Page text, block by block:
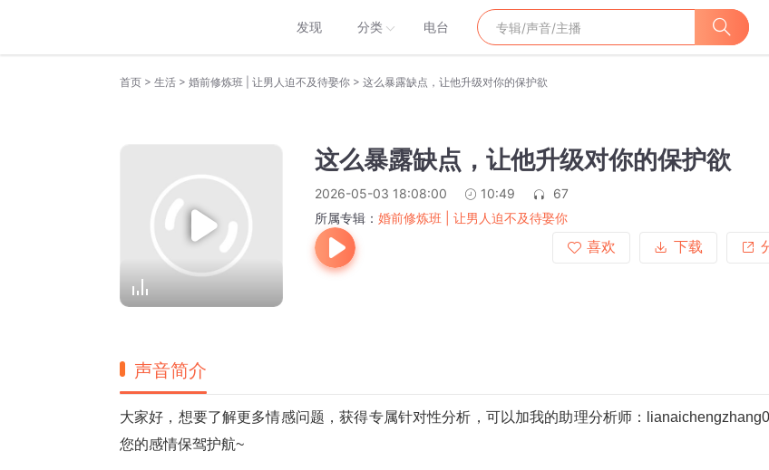
发现 分类 电台
首页 > 生活 > 婚前修炼班 | 让男人迫不及待娶你 > 这么暴露缺点，让他升级对你的保护欲
这么暴露缺点，让他升级对你的保护欲
2026-05-03 18:08:00 10:49
67
所属专辑： 婚前修炼班 | 让男人迫不及待娶你
喜欢
下载
声音简介
大家好，想要了解更多情感问题，获得专属针对性分析，可以加我的助理分析师：
您的感情保驾护航~